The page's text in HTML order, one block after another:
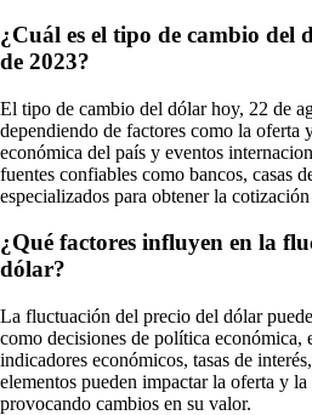
¿Cuál es el tipo de cambio del
de 2023?
El tipo de cambio del dólar hoy, 22 de
dependiendo de factores como la oferta
económica del país y eventos
fuentes confiables como bancos, casas
especializados para obtener la
¿Qué factores influyen en la
dólar?
La fluctuación del precio del dólar
como decisiones de política económica,
indicadores económicos, tasas de
elementos pueden impactar la oferta y
provocando cambios en su valor.